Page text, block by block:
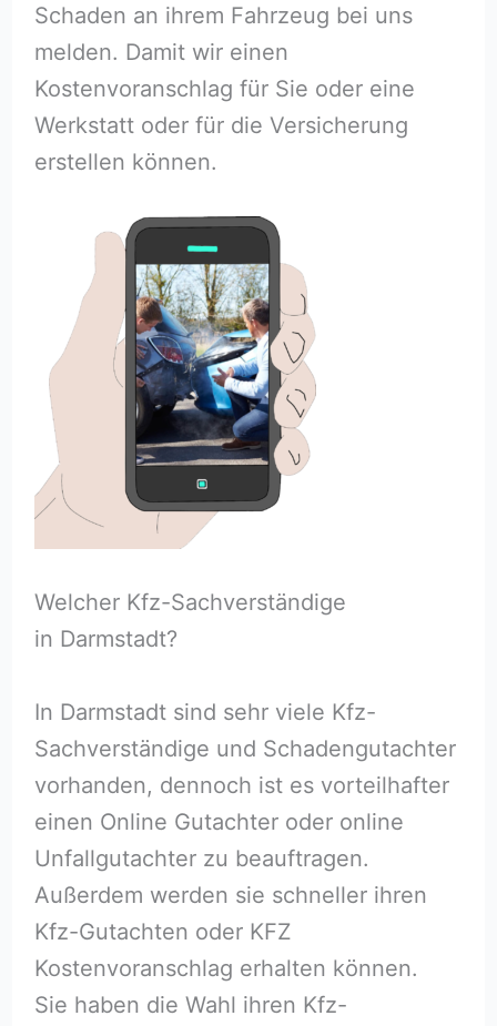
Schaden an ihrem Fahrzeug bei uns
melden. Damit wir einen
Kostenvoranschlag für Sie oder eine
Werkstatt oder für die Versicherung
erstellen können.
Welcher Kfz-Sachverständige
in Darmstadt?
In Darmstadt sind sehr viele Kfz-
Sachverständige und Schadengutachter
vorhanden, dennoch ist es vorteilhafter
einen Online Gutachter oder online
Unfallgutachter zu beauftragen.
Außerdem werden sie schneller ihren
Kfz-Gutachten oder KFZ
Kostenvoranschlag erhalten können.
Sie haben die Wahl ihren Kfz-